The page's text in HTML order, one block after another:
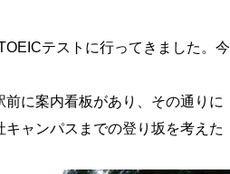
テストに行ってきました。今
に案内看板があり、その通りに
ャンパスまでの登り坂を考えた